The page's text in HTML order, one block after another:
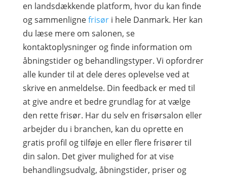
en landsdækkende platform, hvor du kan finde
og sammenlignefrisøri hele Danmark. Her kan
du læse mere om salonen, se
kontaktoplysninger og finde information om
åbningstider og behandlingstyper. Vi opfordrer
alle kunder til at dele deres oplevelse ved at
skrive en anmeldelse. Din feedback er med til
at give andre et bedre grundlag for at vælge
den rette frisør. Har du selv en frisørsalon eller
arbejder du i branchen, kan du oprette en
gratis profil og tilføje en eller flere frisører til
din salon. Det giver mulighed for at vise
behandlingsudvalg, åbningstider, priser og